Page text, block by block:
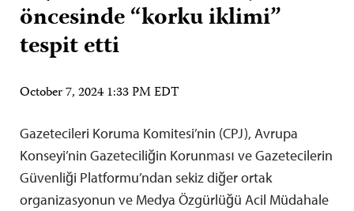
öncesinde “korku iklimi”
tespit etti
October 7, 2024 1:33 PM EDT
Gazetecileri Koruma Komitesi’nin (CPJ), Avrupa
Konseyi’nin Gazeteciliğin Korunması ve Gazetecilerin
Güvenliği Platformu’ndan sekiz diğer ortak
organizasyonun ve Medya Özgürlüğü Acil Müdahale